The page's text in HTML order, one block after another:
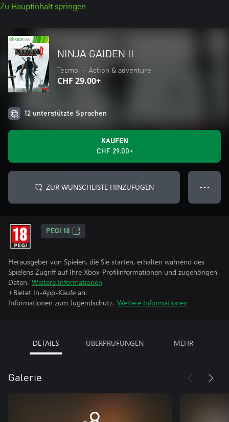
Zu Hauptinhalt springen
NINJA GAIDEN II
Tecmo • Action & adventure
CHF 29.00+
12 unterstützte Sprachen
KAUFEN
CHF 29.00+
ZUR WUNSCHLISTE HINZUFÜGEN ● ● ●
PEGI 18
Herausgeber von Spielen, die Sie starten, erhalten während des
Spielens Zugriff auf Ihre Xbox-Profilinformationen und zugehörigen
Daten. Weitere Informationen
+Bietet In-App-Käufe an.
Informationen zum Jugendschutz. Weitere Informationen
DETAILS ÜBERPRÜFUNGEN MEHR
Galerie